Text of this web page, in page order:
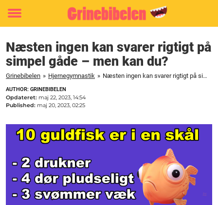
Toggle
Næsten ingen kan svarer rigtigt på
simpel gåde – men kan du?
Grinebibelen » Hjernegymnastik » Næsten ingen kan svarer rigtigt på simpel gåde - men kan du?
AUTHOR: GRINEBIBELEN
Opdateret: maj 22, 2023, 14:54
Published: maj 20, 2023, 02:25